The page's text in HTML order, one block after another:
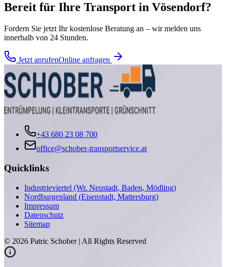
Bereit für Ihre Transport in Vösendorf?
Fordern Sie jetzt Ihr kostenlose Beratung an – wir melden uns
innerhalb von 24 Stunden.
Jetzt anrufenOnline anfragen
+43 680 23 08 700
office@schober-transportservice.at
Quicklinks
Industrieviertel (Wr. Neustadt, Baden, Mödling)
Nordburgenland (Eisenstadt, Mattersburg)
Impressum
Datenschutz
Sitemap
© 2026 Patric Schober | All Rights Reserved